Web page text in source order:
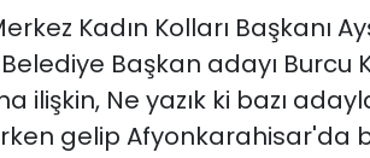
Kadın Kolları Başkanı
Başkan adayı Burcu
ilişkin, Ne yazık ki bazı
gelip Afyonkarahisar'da